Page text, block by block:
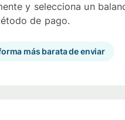
y selecciona un
de pago.
más barata de enviar